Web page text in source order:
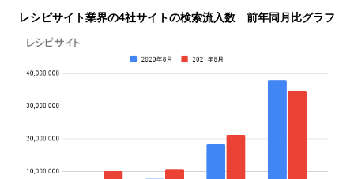
レシピサイト業界の4社サイトの検索流入数 前年同月比グラフ